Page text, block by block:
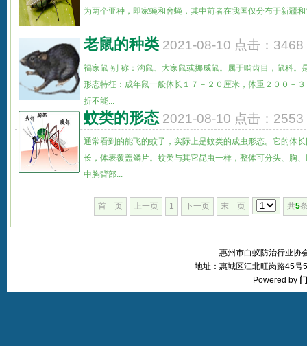
为两个亚种，即家蝇和舍蝇，其中前者在我国仅分布于新疆
老鼠的种类 2021-08-10 点击：3468
褐家鼠 别 称：沟鼠、大家鼠或挪威鼠。属于啮齿目，鼠科。
形态特征：成年鼠一般体长１７－２０厘米，体重２００－
折不能...
蚊类的形态 2021-08-10 点击：2553
通常看到的能飞的蚊子，实际上是蚊类的成虫形态。它的体
长，体表覆盖鳞片。蚊类与其它昆虫一样，整体可分头、胸
中胸背部...
首 页 上一页 1 下一页 末 页 共5
惠州市白蚁防治行业协
地址：惠城区江北旺岗路45
Powered by